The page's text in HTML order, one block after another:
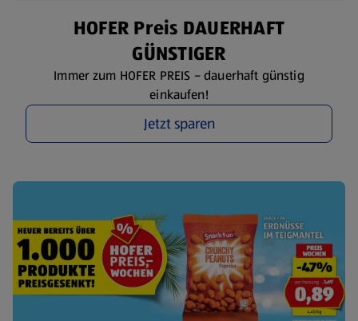
HOFER Preis DAUERHAFT
GÜNSTIGER
Immer zum HOFER PREIS – dauerhaft günstig
einkaufen!
Jetzt sparen